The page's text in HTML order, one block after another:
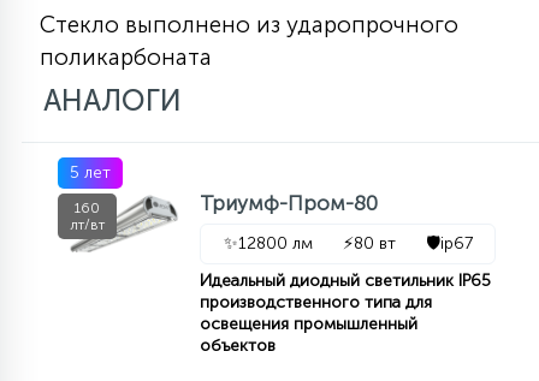
Стекло выполнено из ударопрочного
поликарбоната
АНАЛОГИ
5 лет
160
лт/вт
Триумф-Пром-80
✨12800 лм ⚡80 вт 🛡️ip67
Идеальный диодный светильник IP65
производственного типа для
освещения промышленный
объектов